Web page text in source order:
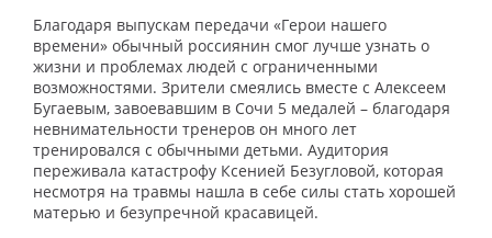
Благодаря выпускам передачи «Герои нашего
времени» обычный россиянин смог лучше узнать о
жизни и проблемах людей с ограниченными
возможностями. Зрители смеялись вместе с Алексеем
Бугаевым, завоевавшим в Сочи 5 медалей – благодаря
невнимательности тренеров он много лет
тренировался с обычными детьми. Аудитория
переживала катастрофу Ксенией Безугловой, которая
несмотря на травмы нашла в себе силы стать хорошей
матерью и безупречной красавицей.